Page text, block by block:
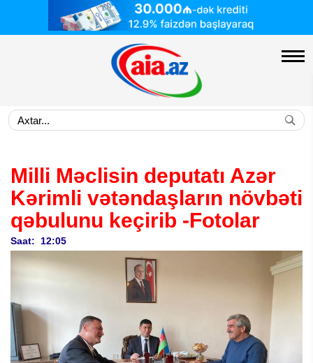
Milli Məclisin deputatı Azər
Kərimli vətəndaşların növbəti
qəbulunu keçirib -Fotolar
Saat: 12:05